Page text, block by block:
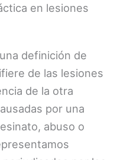
en lesiones
definición de
de las lesiones
de la otra
por una
abuso o